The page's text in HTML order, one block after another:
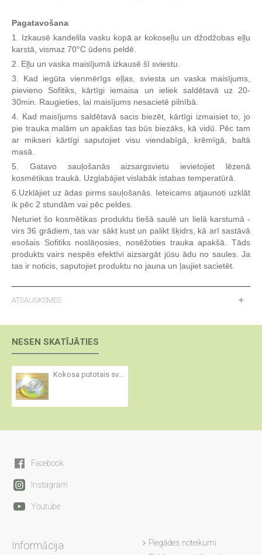
Pagatavošana
1. Izkausē kandelila vasku kopā ar kokoseļļu un džodžobas eļļu
karstā, vismaz 70°C ūdens peldē.
2. Eļļu un vaska maisījumā izkausē šī sviestu.
3. Kad iegūta vienmērīgs eļļas, sviesta un vaska maisījums,
pievieno Sofitiks, kārtīgi iemaisa un ieliek saldētavā uz 20-
30min. Raugieties, lai maisījums nesacietē pilnībā.
4. Kad maisījums saldētavā sacis biezēt, kārtīgi izmaisiet to, jo
pie trauka malām un apakšas tas būs biezāks, kā vidū. Pēc tam
ar mikseri kārtīgi saputojiet visu viendabīgā, krēmīgā, baltā
masā.
5. Gatavo sauļošanās aizsargsvietu ievietojiet lēzenā
kosmētikas traukā. Uzglabājiet vislabāk istabas temperatūrā.
6.Uzklājiet uz ādas pirms sauļošanās. Ieteicams atjaunoti uzklāt
ik pēc 2 stundām vai pēc peldes.
Neturiet šo kosmētikas produktu tiešā saulē un lielā karstumā -
virs 36 grādiem, tas var sākt kust un palikt šķidrs, kā arī sastāvā
esošais Sofitiks noslāņosies, nosēžoties trauka apakšā. Tāds
produkts vairs nespēs efektīvi aizsargāt jūsu ādu no saules. Ja
tas ir noticis, saputojiet produktu no jauna un ļaujiet sacietēt.
ATSAUSKSMES
NESEN SKATĪJĀTIES
Kokosa putotais sviests ar SPF 20
Facebook
Instagram
Youtube
Informācija
Piegādes noteikumi